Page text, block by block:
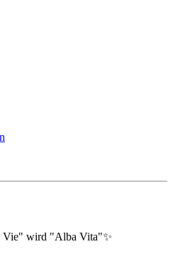
Vie" wird "Alba Vita"✨